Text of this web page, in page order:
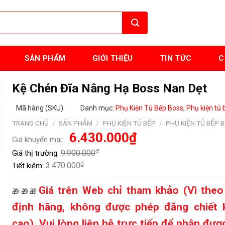
SẢN PHẨM GIỚI THIỆU TIN TỨC
Kệ Chén Đĩa Nâng Hạ Boss Nan Dẹt
Mã hàng (SKU): Danh mục: Phụ Kiện Tủ Bếp Boss, Phụ kiện tủ
TRANG CHỦ / SẢN PHẨM / PHỤ KIỆN TỦ BẾP / PHỤ KIỆN TỦ BẾP
Giá khuyến mại:
Giá
gốc
là:
9.900.000₫.
6.430.000₫Giá
Giá thị trường: 9.900.000₫
Tiết kiệm: 3.470.000₫
🎁🎁🎁 Giá trên Web chỉ tham khảo (Vì
định hãng, không được phép đăng chiết